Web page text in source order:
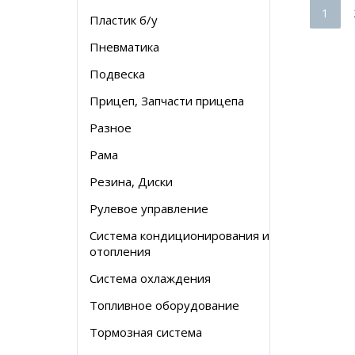
Пластик б/у
Пневматика
Подвеска
Прицеп, Запчасти прицепа
Разное
Рама
Резина, Диски
Рулевое управление
Система кондиционирования и
отопления
Система охлаждения
Топливное оборудование
Тормозная система
1